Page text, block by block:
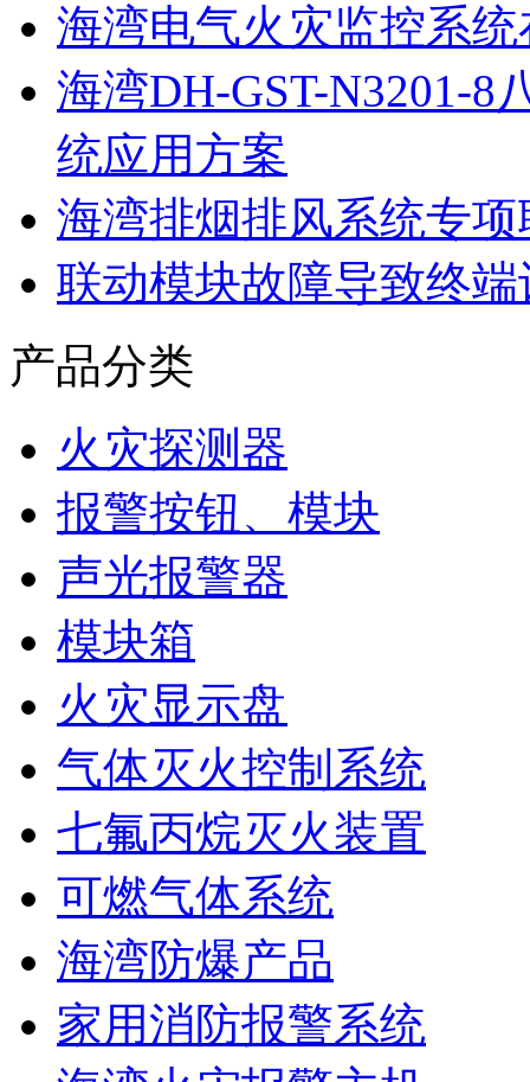
海湾电气火灾监控系
海湾DH-GST-N3201-8
统应用方案
海湾排烟排风系统专
联动模块故障导致终
产品分类
火灾探测器
报警按钮、模块
声光报警器
模块箱
火灾显示盘
气体灭火控制系统
七氟丙烷灭火装置
可燃气体系统
海湾防爆产品
家用消防报警系统